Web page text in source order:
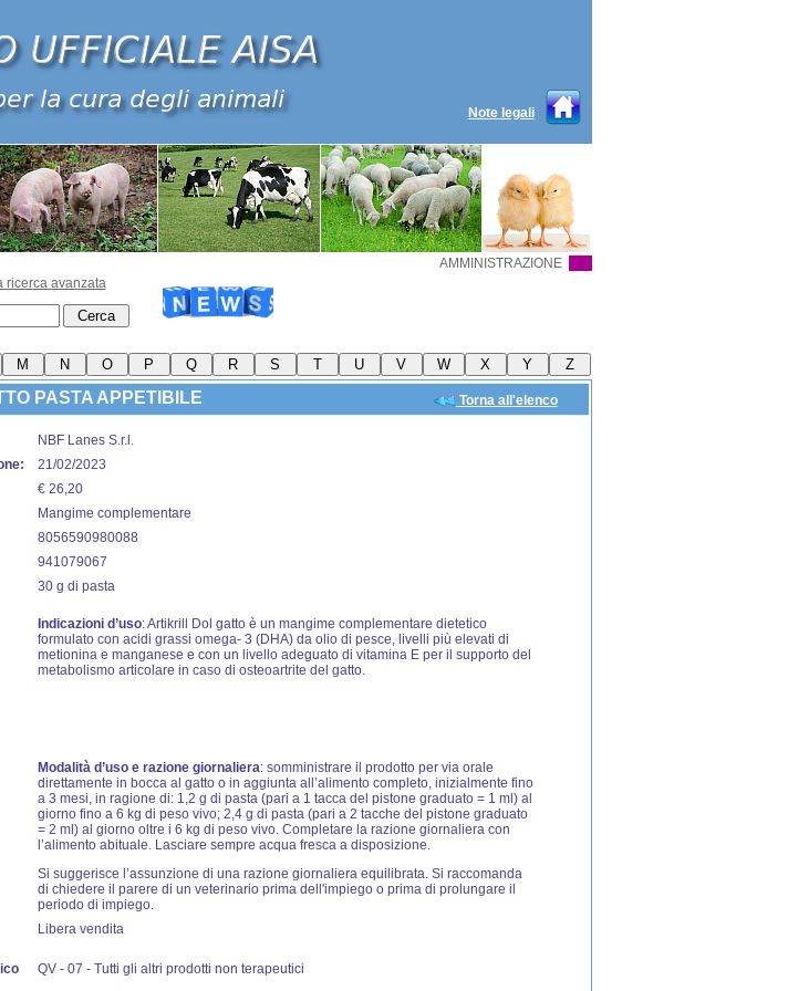
Note legali
AMMINISTRAZIONE
ricerca avanzata
Torna all'elenco
PASTA APPETIBILE
NBF Lanes S.r.l.
21/02/2023
€ 26,20
Mangime complementare
8056590980088
941079067
30 g di pasta
Indicazioni d’uso: Artikrill Dol gatto è un mangime complementare dietetico
formulato con acidi grassi omega- 3 (DHA) da olio di pesce, livelli più elevati di
metionina e manganese e con un livello adeguato di vitamina E per il supporto del
metabolismo articolare in caso di osteoartrite del gatto.
Modalità d’uso e razione giornaliera: somministrare il prodotto per via orale
direttamente in bocca al gatto o in aggiunta all’alimento completo, inizialmente fino
a 3 mesi, in ragione di: 1,2 g di pasta (pari a 1 tacca del pistone graduato = 1 ml) al
giorno fino a 6 kg di peso vivo; 2,4 g di pasta (pari a 2 tacche del pistone graduato
= 2 ml) al giorno oltre i 6 kg di peso vivo. Completare la razione giornaliera con
l’alimento abituale. Lasciare sempre acqua fresca a disposizione.
Si suggerisce l’assunzione di una razione giornaliera equilibrata. Si raccomanda
di chiedere il parere di un veterinario prima dell'impiego o prima di prolungare il
periodo di impiego.
Libera vendita
QV - 07 - Tutti gli altri prodotti non terapeutici